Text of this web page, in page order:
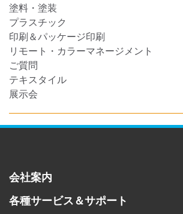
塗料・塗装
プラスチック
印刷＆パッケージ印刷
リモート・カラーマネージメント
ご質問
テキスタイル
展示会
会社案内
各種サービス＆サポート